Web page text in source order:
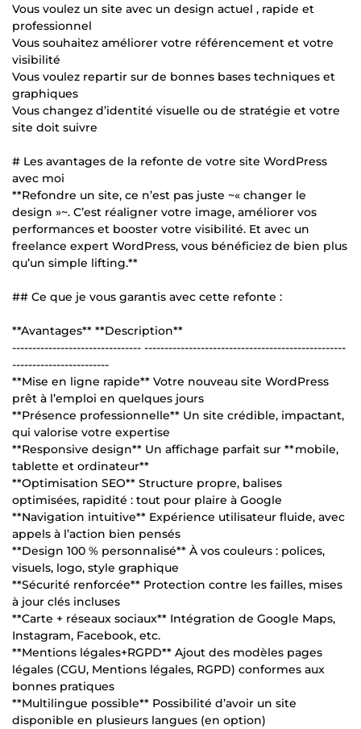
Vous voulez un site avec un design actuel , rapide et
professionnel
Vous souhaitez améliorer votre référencement et votre
visibilité
Vous voulez repartir sur de bonnes bases techniques et
graphiques
Vous changez d’identité visuelle ou de stratégie et votre
site doit suivre
# Les avantages de la refonte de votre site WordPress
avec moi
**Refondre un site, ce n’est pas juste ~« changer le
design »~. C’est réaligner votre image, améliorer vos
performances et booster votre visibilité. Et avec un
freelance expert WordPress, vous bénéficiez de bien plus
qu’un simple lifting.**
## Ce que je vous garantis avec cette refonte :
**Avantages** **Description**
-------------------------------- --------------------------------------------------
------------------------
**Mise en ligne rapide** Votre nouveau site WordPress
prêt à l’emploi en quelques jours
**Présence professionnelle** Un site crédible, impactant,
qui valorise votre expertise
**Responsive design** Un affichage parfait sur **mobile,
tablette et ordinateur**
**Optimisation SEO** Structure propre, balises
optimisées, rapidité : tout pour plaire à Google
**Navigation intuitive** Expérience utilisateur fluide, avec
appels à l’action bien pensés
**Design 100 % personnalisé** À vos couleurs : polices,
visuels, logo, style graphique
**Sécurité renforcée** Protection contre les failles, mises
à jour clés incluses
**Carte + réseaux sociaux** Intégration de Google Maps,
Instagram, Facebook, etc.
**Mentions légales+RGPD** Ajout des modèles pages
légales (CGU, Mentions légales, RGPD) conformes aux
bonnes pratiques
**Multilingue possible** Possibilité d’avoir un site
disponible en plusieurs langues (en option)